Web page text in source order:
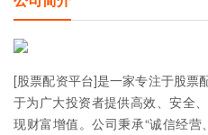
[股票配资平台]是一家专注于股票
于为广大投资者提供高效、安全
现财富增值。公司秉承“诚信经